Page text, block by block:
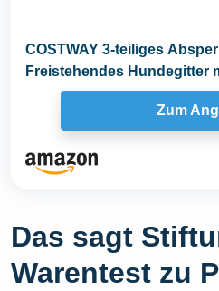
COSTWAY 3-teiliges
Freistehendes Hundegitter
Schutzgitter...
Zum
Das sagt
Warentest zu